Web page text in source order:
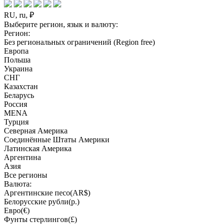
RU, ru, ₽
Выберите регион, язык и валюту:
Регион:
Без региональных ограничений (Region free)
Европа
Польша
Украина
СНГ
Казахстан
Беларусь
Россия
MENA
Турция
Северная Америка
Соединённые Штаты Америки
Латинская Америка
Аргентина
Азия
Все регионы
Валюта:
Аргентинские песо(AR$)
Белорусские рубли(р.)
Евро(€)
Фунты стерлингов(£)